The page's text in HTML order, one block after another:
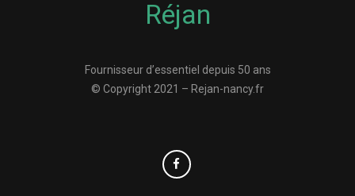
Réjan
Fournisseur d’essentiel depuis 50 ans
© Copyright 2021 – Rejan-nancy.fr